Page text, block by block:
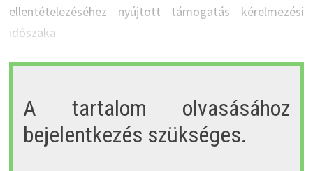
ellentételezéséhez nyújtott támogatás kérelmezési
időszaka.
A tartalom olvasásához
bejelentkezés szükséges.